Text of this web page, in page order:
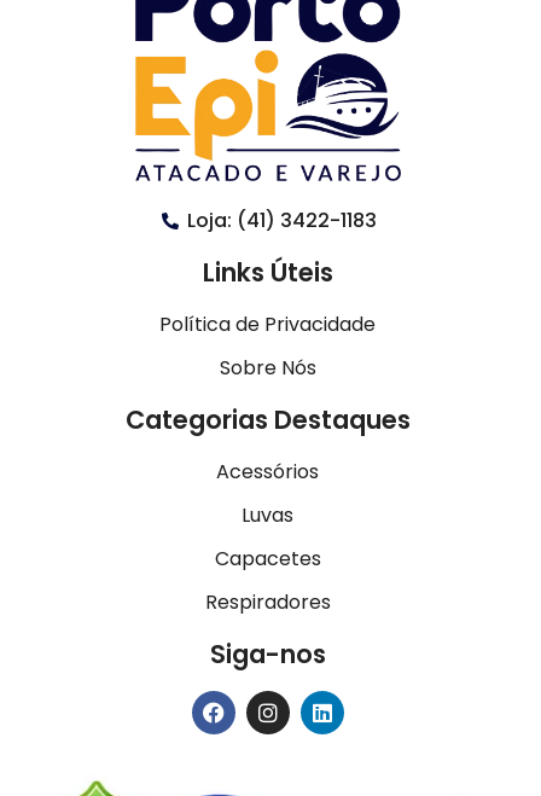
Loja: (41) 3422-1183
Links Úteis
Política de Privacidade
Sobre Nós
Categorias Destaques
Acessórios
Luvas
Capacetes
Respiradores
Siga-nos